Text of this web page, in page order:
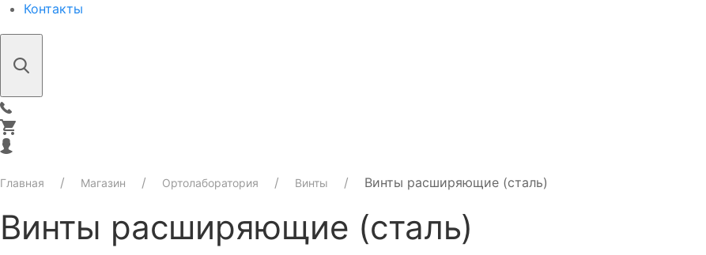
Контакты
Главная Магазин Ортолаборатория Винты Винты расширяющие (сталь)
Винты расширяющие (сталь)